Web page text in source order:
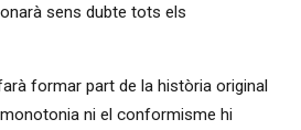
sens dubte tots els
formar part de la història original
ni el conformisme hi